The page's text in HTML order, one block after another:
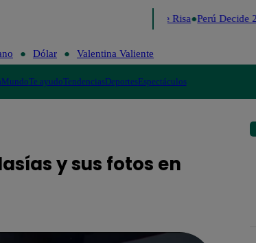
Me Caigo de Risa Perú Decide
Dólar Valentina Valiente
MundoTe ayudoTendenciasDeportesEspectáculos
y sus fotos en